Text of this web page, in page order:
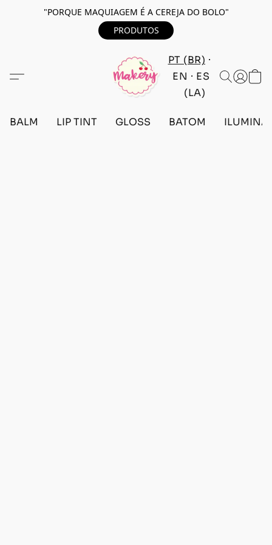
"PORQUE MAQUIAGEM É A CEREJA DO BOLO"
PRODUTOS
PT (BR)
EN
ES
(LA)
BALM LIP TINT GLOSS BATOM